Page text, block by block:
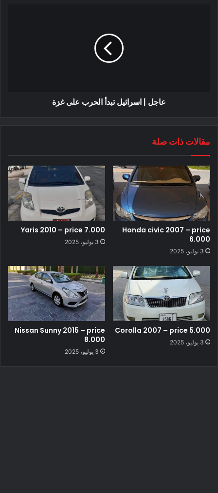
عاجل | اسرائيل تبدأ الحرب على غزة
مقالات ذات صلة
Honda civic 2007 – price
6.000
3 يوليو، 2025
Yaris 2010 – price 7.000
3 يوليو، 2025
Corolla 2007 – price 5.000
3 يوليو، 2025
Nissan Sunny 2015 – price
8.000
3 يوليو، 2025